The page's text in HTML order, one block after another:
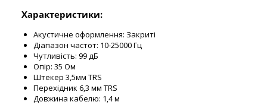
Характеристики:
Акустичне оформлення: Закриті
Діапазон частот: 10-25000 Гц
Чутливість: 99 дБ
Опір: 35 Ом
Штекер 3,5мм TRS
Перехідник 6,3 мм TRS
Довжина кабелю: 1,4 м